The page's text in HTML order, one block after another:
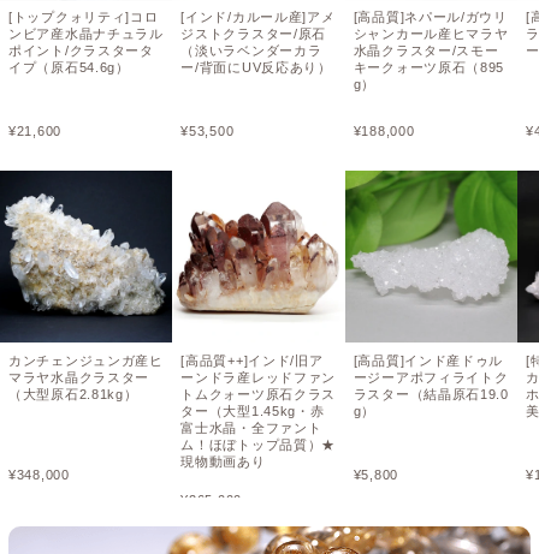
[トップクォリティ]コロ
ンビア産水晶ナチュラル
ポイント/クラスタータ
イプ（原石54.6g）
¥21,600
カンチェンジュンガ産ヒ
マラヤ水晶クラスター
（大型原石2.81kg）
¥348,000
[インド/カルール産]アメ
ジストクラスター/原石
（淡いラベンダーカラ
ー/背面にUV反応あり）
¥53,500
[高品質++]インド/旧ア
ーンドラ産レッドファン
トムクォーツ原石クラス
ター（大型1.45kg・赤
富士水晶・全ファント
ム！ほぼトップ品質）★
現物動画あり
¥265,000
[高品質]ネパール/ガウリ
シャンカール産ヒマラヤ
水晶クラスター/スモー
キークォーツ原石（895
g）
¥188,000
[高品質]インド産ドゥル
ージーアポフィライトク
ラスター（結晶原石19.0
g）
¥5,800
[
¥
[
¥